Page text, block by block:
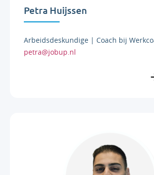
Petra Huijssen
Arbeidsdeskundige | Coach bij
petra@jobup.nl